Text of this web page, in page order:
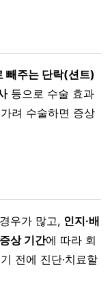
빼주는 단락(션트)
등으로 수술 효과
려 수술하면 증상
우가 많고, 인지·배
상 기간에 따라 회
전에 진단·치료할